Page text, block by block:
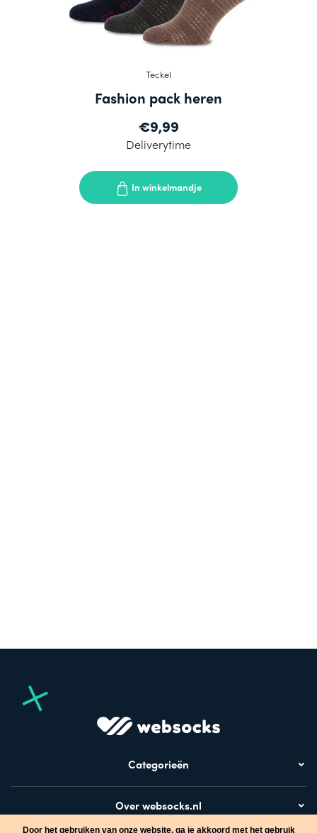
Teckel
Fashion pack heren
€9,99
Deliverytime
In winkelmandje
Categorieën
Over websocks.nl
Door het gebruiken van onze website, ga je akkoord met het gebruik